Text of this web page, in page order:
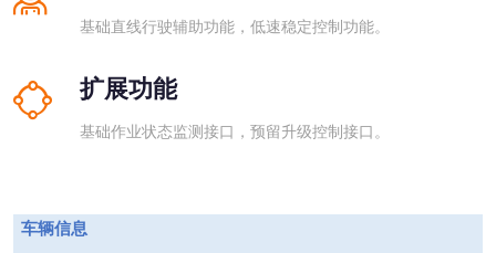
基础直线行驶辅助功能，低速稳定控制功能。
扩展功能
基础作业状态监测接口，预留升级控制接口。
车辆信息